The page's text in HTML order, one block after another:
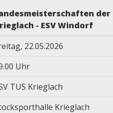
der
- ESV Windorf
22.05.2026
Uhr
TUS Krieglach
Krieglach